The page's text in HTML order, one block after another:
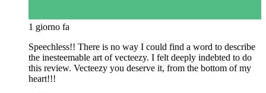
1 giorno fa
Speechless!! There is no way I could find a word to describe
the inesteemable art of vecteezy. I felt deeply indebted to do
this review. Vecteezy you deserve it, from the bottom of my
heart!!!